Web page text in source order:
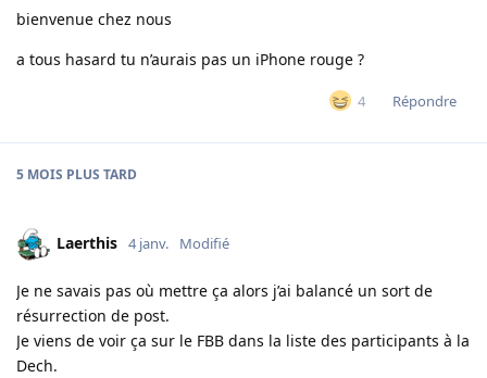
bienvenue chez nous
a tous hasard tu n’aurais pas un iPhone rouge ?
4 Répondre
5 MOIS PLUS TARD
Laerthis 4 janv. Modifié
Je ne savais pas où mettre ça alors j’ai balancé un sort de
résurrection de post.
Je viens de voir ça sur le FBB dans la liste des participants à la
Dech.